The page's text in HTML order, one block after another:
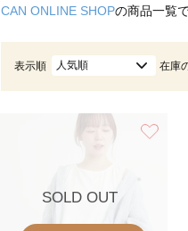
CAN ONLINE SHOPの商品一覧で
表示順 人気順 在庫
SOLD OUT